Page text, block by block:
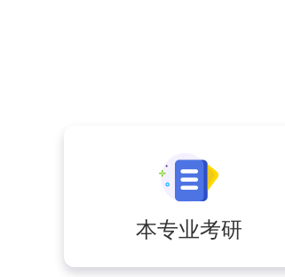
本专业考研